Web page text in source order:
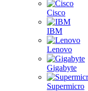
Cisco
IBM
Lenovo
Gigabyte
Supermicro